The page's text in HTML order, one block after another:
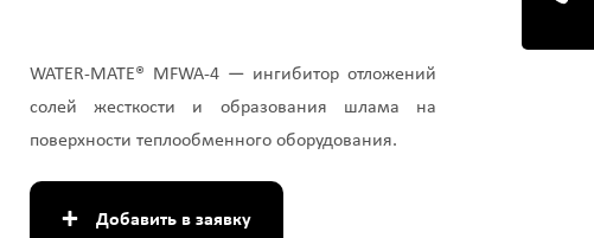
WATER-MATE® MFWA-4 — ингибитор отложений
солей жесткости и образования шлама на
поверхности теплообменного оборудования.
+ Добавить в заявку